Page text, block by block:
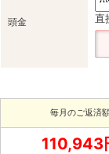
頭金 直
毎月のご返済
110,943